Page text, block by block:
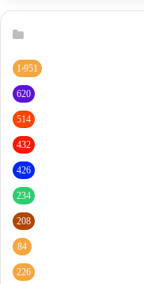
1٬951
620
514
432
426
234
208
84
226